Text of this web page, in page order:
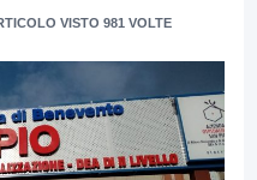
VISTO 981 VOLTE